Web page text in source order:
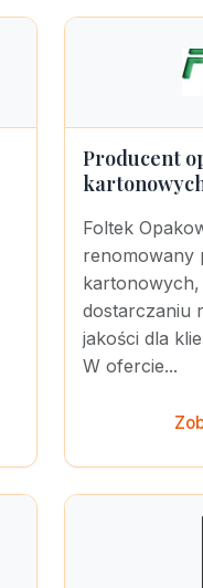
Producent
Foltek
renomowany
kartonowych,
dostarczaniu
jakości dla
W ofercie...